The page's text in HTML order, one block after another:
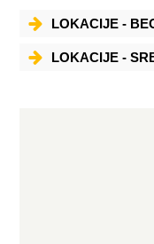
LOKACIJE -
LOKACIJE -